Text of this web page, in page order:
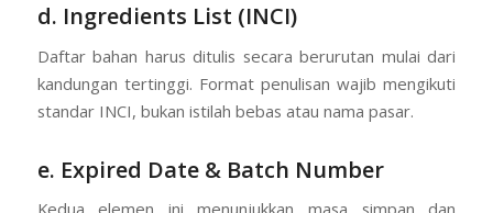
d. Ingredients List (INCI)
Daftar bahan harus ditulis secara berurutan mulai dari
kandungan tertinggi. Format penulisan wajib mengikuti
standar INCI, bukan istilah bebas atau nama pasar.
e. Expired Date & Batch Number